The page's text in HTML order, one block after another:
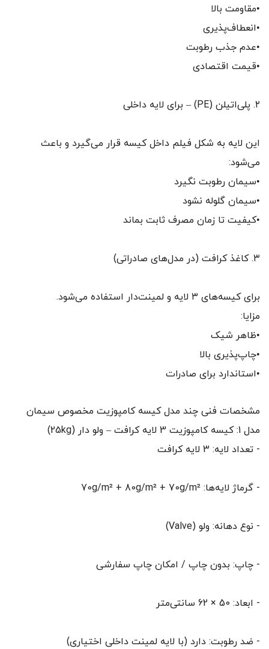
•مقاومت بالا
•انعطاف‌پذیری
•عدم جذب رطوبت
•قیمت اقتصادی
۲. پلی‌اتیلن (PE) – برای لایه داخلی
این لایه به شکل فیلم داخل کیسه قرار می‌گیرد و باعث
می‌شود:
•سیمان رطوبت نگیرد
•سیمان گلوله نشود
•کیفیت تا زمان مصرف ثابت بماند
۳. کاغذ کرافت (در مدل‌های صادراتی)
برای کیسه‌های ۳ لایه و لمینت‌دار استفاده می‌شود.
مزایا:
•ظاهر شیک
•چاپ‌پذیری بالا
•استاندارد برای صادرات
مشخصات فنی چند مدل کیسه کامپوزیت مخصوص سیمان
مدل 1: کیسه کامپوزیت 3 لایه کرافت – ولو دار (25kg)
- تعداد لایه: 3 لایه کرافت
- گرماژ لایه‌ها: 70g/m² + 80g/m² + 70g/m²
- نوع دهانه: ولو (Valve)
- چاپ: بدون چاپ / امکان چاپ سفارشی
- ابعاد: 50 × 62 سانتی‌متر
- ضد رطوبت: دارد (با لایه لمینت داخلی اختیاری)